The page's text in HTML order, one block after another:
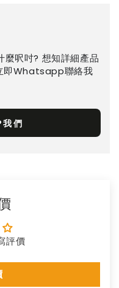
麼呎吋? 想知詳細產品
即Whatsapp聯絡我
們
評價